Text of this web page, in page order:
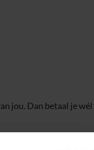
jou. Dan betaal je